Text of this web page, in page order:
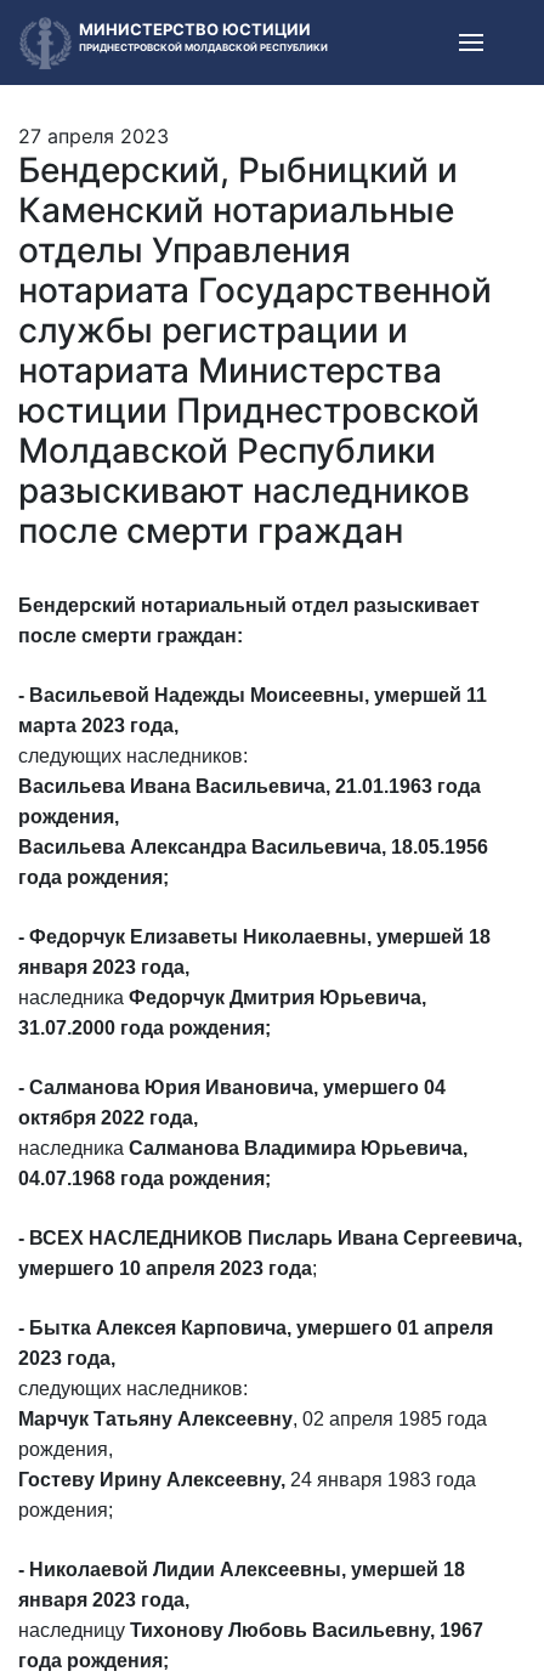
МИНИСТЕРСТВО ЮСТИЦИИ
ПРИДНЕСТРОВСКОЙ МОЛДАВСКОЙ РЕСПУБЛИКИ
27 апреля 2023
Бендерский, Рыбницкий и
Каменский нотариальные
отделы Управления
нотариата Государственной
службы регистрации и
нотариата Министерства
юстиции Приднестровской
Молдавской Республики
разыскивают наследников
после смерти граждан
Бендерский нотариальный отдел разыскивает
после смерти граждан:
- Васильевой Надежды Моисеевны, умершей 11
марта 2023 года,
следующих наследников:
Васильева Ивана Васильевича, 21.01.1963 года
рождения,
Васильева Александра Васильевича, 18.05.1956
года рождения;
- Федорчук Елизаветы Николаевны, умершей 18
января 2023 года,
наследника Федорчук Дмитрия Юрьевича,
31.07.2000 года рождения;
- Салманова Юрия Ивановича, умершего 04
октября 2022 года,
наследника Салманова Владимира Юрьевича,
04.07.1968 года рождения;
- ВСЕХ НАСЛЕДНИКОВ Писларь Ивана Сергеевича,
умершего 10 апреля 2023 года;
- Бытка Алексея Карповича, умершего 01 апреля
2023 года,
следующих наследников:
Марчук Татьяну Алексеевну, 02 апреля 1985 года
рождения,
Гостеву Ирину Алексеевну, 24 января 1983 года
рождения;
- Николаевой Лидии Алексеевны, умершей 18
января 2023 года,
наследницу Тихонову Любовь Васильевну, 1967
года рождения;